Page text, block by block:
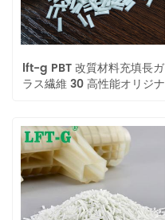
lft-g PBT 改質材料充填長ガ
ラス繊維 30 高性能オリジナ